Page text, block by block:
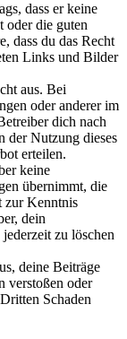
dass er keine
oder die guten
dass du das Recht
Links und Bilder
aus. Bei
oder anderer im
dich nach
der Nutzung dieses
erteilen.
keine
übernimmt, die
zur Kenntnis
dein
zu löschen
deine Beiträge
verstoßen oder
Schaden